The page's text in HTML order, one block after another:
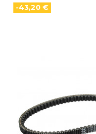
-43,20 €